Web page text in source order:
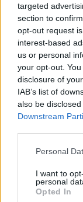
targeted
section to
opt-out request
interest-based
us or personal
your opt-out.
disclosure of
IAB’s list of
also be
Downstream
Personal
I want to
personal
Opted In
Guerra. Como
Municipal puso
últimas
orquestas La
ubicado en el
vecinos, la
numerosos